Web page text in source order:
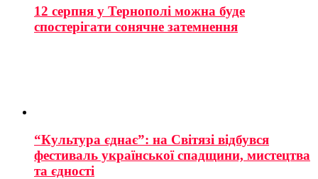
12 серпня у Тернополі можна буде
спостерігати сонячне затемнення
“Культура єднає”: на Світязі відбувся
фестиваль української спадщини, мистецтва
та єдності